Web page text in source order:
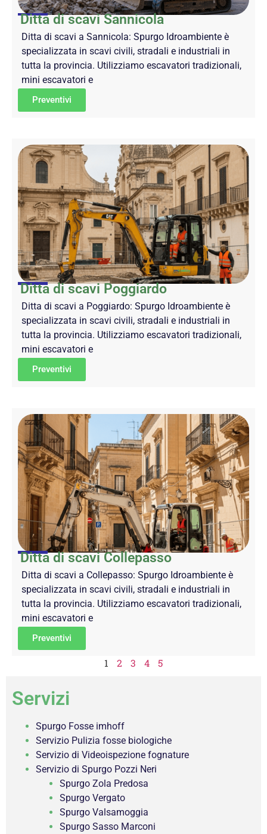
Ditta di scavi Sannicola
Ditta di scavi a Sannicola: Spurgo Idroambiente è
specializzata in scavi civili, stradali e industriali in
tutta la provincia. Utilizziamo escavatori tradizionali,
mini escavatori e
Preventivi
Ditta di scavi Poggiardo
Ditta di scavi a Poggiardo: Spurgo Idroambiente è
specializzata in scavi civili, stradali e industriali in
tutta la provincia. Utilizziamo escavatori tradizionali,
mini escavatori e
Preventivi
Ditta di scavi Collepasso
Ditta di scavi a Collepasso: Spurgo Idroambiente è
specializzata in scavi civili, stradali e industriali in
tutta la provincia. Utilizziamo escavatori tradizionali,
mini escavatori e
Preventivi
1 2 3 4 5
Servizi
Spurgo Fosse imhoff
Servizio Pulizia fosse biologiche
Servizio di Videoispezione fognature
Servizio di Spurgo Pozzi Neri
Spurgo Zola Predosa
Spurgo Vergato
Spurgo Valsamoggia
Spurgo Sasso Marconi